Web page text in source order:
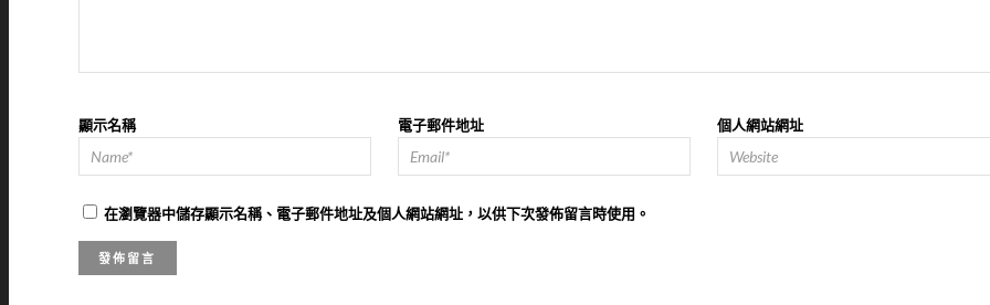
顯示名稱 電子郵件地址 個人網站網址
在瀏覽器中儲存顯示名稱、電子郵件地址及個人網站網址，以供下次發佈留言時使用。